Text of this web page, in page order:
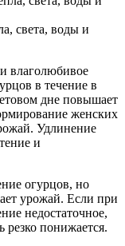
света, воды и
влаголюбивое
в течение в
дне повышает
женских
Удлинение
и
огурцов, но
урожай. Если при
недостаточное,
резко понижается.